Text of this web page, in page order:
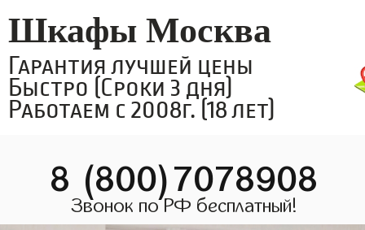
Шкафы Москва
Гарантия лучшей цены
Быстро (Сроки 3 дня)
Работаем с 2008г. (18 лет)
8 (800)7078908
Звонок по РФ бесплатный!